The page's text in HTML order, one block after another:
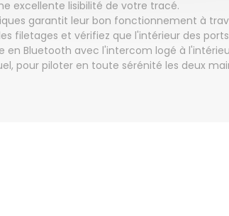
excellente lisibilité de votre tracé.
garantit leur bon fonctionnement à
filetages et vérifiez que l'intérieur des
en Bluetooth avec l'intercom logé à
pour piloter en toute sérénité les deux